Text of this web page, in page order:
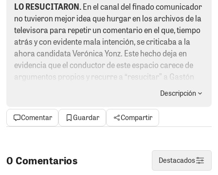
LO RESUCITARON.En el canal del finado comunicador
no tuvieron mejor idea que hurgar en los archivos de la
televisora para repetir un comentario en el que, tiempo
atrás y con evidente mala intención, se criticaba a la
ahora candidata Verónica Yonz. Este hecho deja en
evidencia que el conductor de este espacio carece de
argumentos propios y recurre a “resucitar” a Gastón
para intentar sostener una postura claramente
desacreditar a la aspirante a la Cámara de Diputados.
por los que no se debería votar; sin embargo,
mencionaremos tres nombres de este inefable
Descripción
Comentar Guardar Compartir
0 Comentarios Destacados